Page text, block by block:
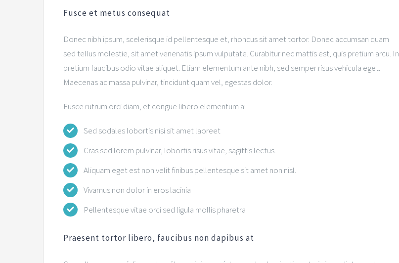
Fusce et metus consequat
Donec nibh ipsum, scelerisque id pellentesque et, rhoncus sit amet tortor. Donec accumsan quam
sed tellus molestie, sit amet venenatis ipsum vulputate. Curabitur nec mattis est, quis pretium arcu. In
pretium faucibus odio vitae aliquet. Etiam elementum ante nibh, sed semper risus vehicula eget.
Maecenas ac massa pulvinar, tincidunt quam vel, egestas dolor.
Fusce rutrum orci diam, et congue libero elementum a:
Sed sodales lobortis nisi sit amet laoreet
Cras sed lorem pulvinar, lobortis risus vitae, sagittis lectus.
Aliquam eget est non velit finibus pellentesque sit amet non nisl.
Vivamus non dolor in eros lacinia
Pellentesque vitae orci sed ligula mollis pharetra
Praesent tortor libero, faucibus non dapibus at